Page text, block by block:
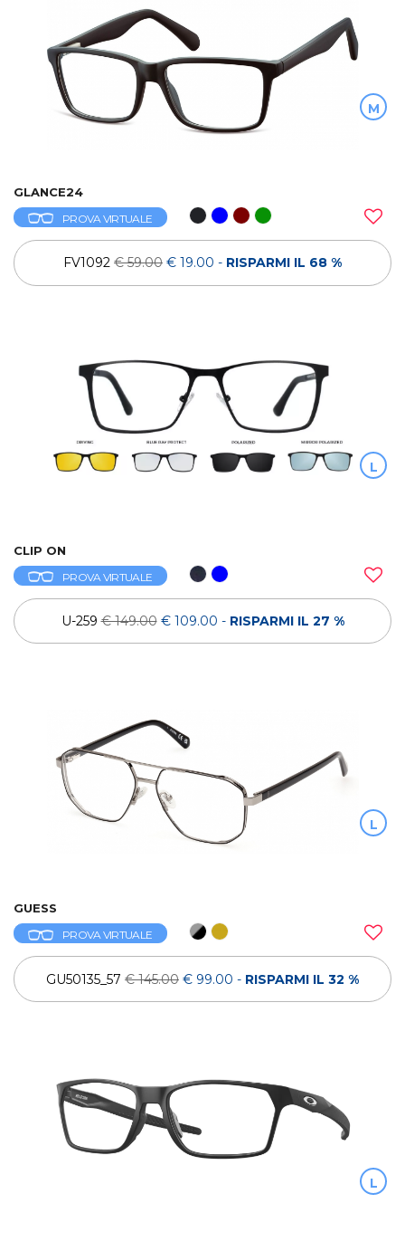
M
GLANCE24
PROVA VIRTUALE
FV1092 € 59.00 € 19.00 - RISPARMI IL 68 %
L
CLIP ON
PROVA VIRTUALE
U-259€ 149.00 € 109.00 - RISPARMI IL 27 %
L
GUESS
PROVA VIRTUALE
GU50135_57 € 145.00 € 99.00 - RISPARMI IL 32 %
L